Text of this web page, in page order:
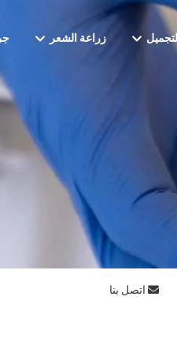
زراعة الشعر
اتصل بنا